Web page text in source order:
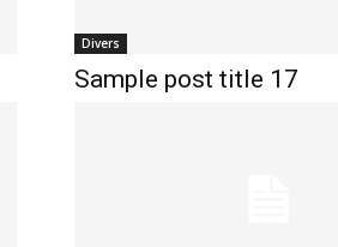
Divers
Sample post title 17